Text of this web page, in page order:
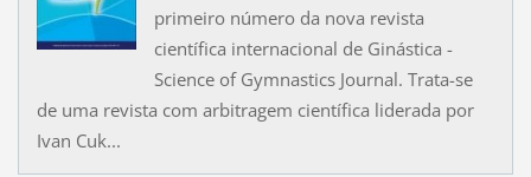
primeiro número da nova revista
científica internacional de Ginástica -
Science of Gymnastics Journal. Trata-se
de uma revista com arbitragem científica liderada por
Ivan Cuk...